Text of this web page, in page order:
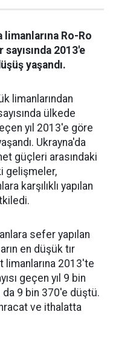
limanlarına Ro-Ro
sayısında 2013'e
yaşandı.
limanlarından
ülkede
yıl 2013'e göre
Ukrayna'da
güçleri arasındaki
gelişmeler,
karşılıklı yapılan
sefer yapılan
en düşük tır
limanlarına 2013'te
geçen yıl 9 bin
da 9 bin 370'e düştü.
ve ithalatta